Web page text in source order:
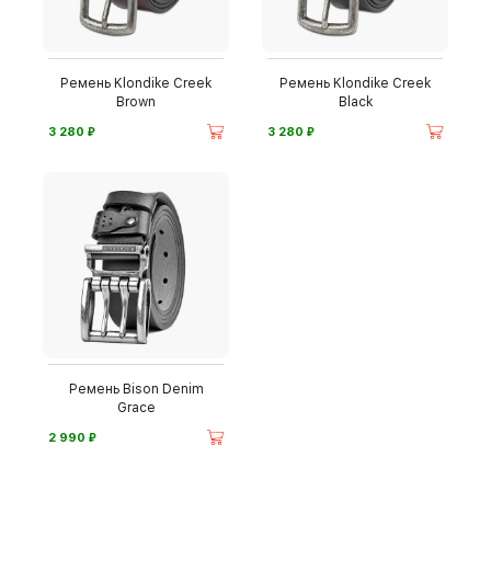
Ремень Klondike Creek
Brown
3 280 ⃏
Ремень Klondike Creek
Black
3 280 ⃏
Ремень Bison Denim
Grace
2 990 ⃏